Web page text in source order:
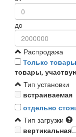
до
Распродажа
Только
товары,
Тип установки
встраиваемая
отдельно
Тип загрузки
вертикальная